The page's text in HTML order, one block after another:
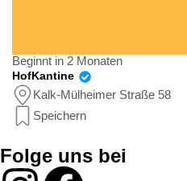
Beginnt in 2 Monaten
HofKantine
Kalk-Mülheimer Straße 58
Speichern
Folge uns bei